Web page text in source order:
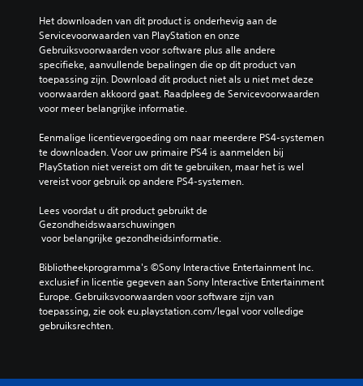
Het downloaden van dit product is onderhevig aan de
Servicevoorwaarden van PlayStation en onze
Gebruiksvoorwaarden voor software plus alle andere
specifieke, aanvullende bepalingen die op dit product van
toepassing zijn. Download dit product niet als u niet met deze
voorwaarden akkoord gaat. Raadpleeg de Servicevoorwaarden
voor meer belangrijke informatie.
Eenmalige licentievergoeding om naar meerdere PS4-systemen
te downloaden. Voor uw primaire PS4 is aanmelden bij
PlayStation niet vereist om dit te gebruiken, maar het is wel
vereist voor gebruik op andere PS4-systemen.
Lees voordat u dit product gebruikt de
Gezondheidswaarschuwingen
voor belangrijke gezondheidsinformatie.
Bibliotheekprogramma's ©Sony Interactive Entertainment Inc.
exclusief in licentie gegeven aan Sony Interactive Entertainment
Europe. Gebruiksvoorwaarden voor software zijn van
toepassing, zie ook eu.playstation.com/legal voor volledige
gebruiksrechten.